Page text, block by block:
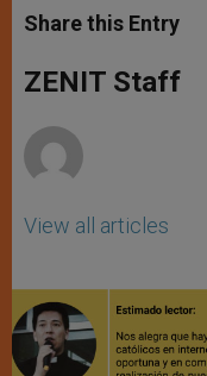
t
s
p
p
s
e
g
e
e
b
o
k
Share this Entry
ZENIT Staff
View all articles